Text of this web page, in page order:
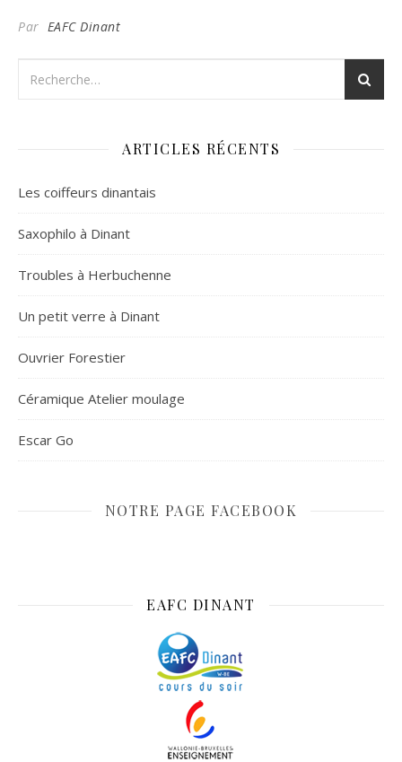
Par EAFC Dinant
ARTICLES RÉCENTS
Les coiffeurs dinantais
Saxophilo à Dinant
Troubles à Herbuchenne
Un petit verre à Dinant
Ouvrier Forestier
Céramique Atelier moulage
Escar Go
NOTRE PAGE FACEBOOK
EAFC DINANT